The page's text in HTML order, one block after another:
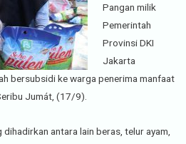
Pangan milik
Pemerintah
Provinsi DKI
Jakarta
bersubsidi ke warga penerima manfaat
Jumát, (17/9).
antara lain beras, telur ayam,